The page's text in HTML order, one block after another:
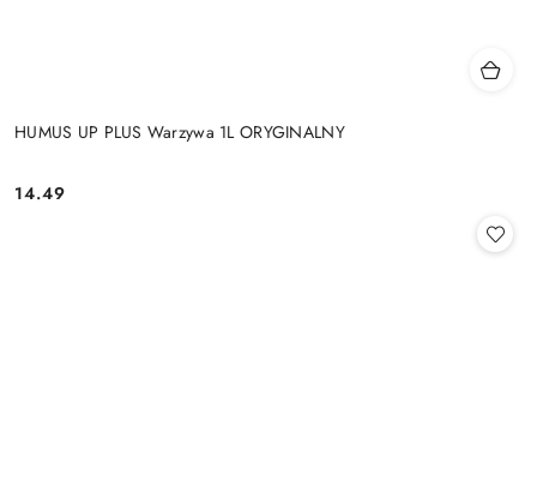
HUMUS UP PLUS Warzywa 1L ORYGINALNY
Cena:
14.49